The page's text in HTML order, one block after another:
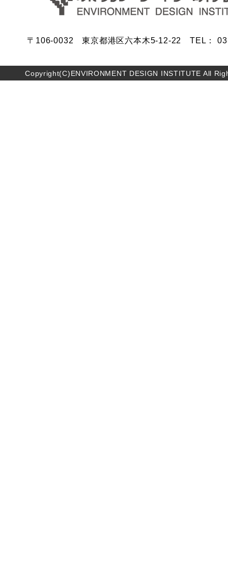
〒106-0032 東京都港区六本木5-12-22 TEL：
Copyright(C)ENVIRONMENT DESIGN INSTITUTE All